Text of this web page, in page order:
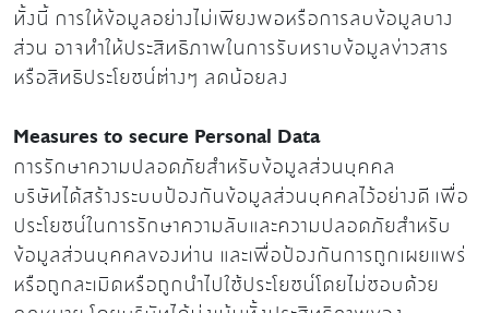
ทั้งนี้ การให้ข้อมูลอย่างไม่เพียงพอหรือการลบข้อมูลบาง
ส่วน อาจทำให้ประสิทธิภาพในการรับทราบข้อมูลข่าวสาร
หรือสิทธิประโยชน์ต่างๆ ลดน้อยลง
Measures to secure Personal Data
การรักษาความปลอดภัยสำหรับข้อมูลส่วนบุคคล
บริษัทได้สร้างระบบป้องกันข้อมูลส่วนบุคคลไว้อย่างดี เพื่อ
ประโยชน์ในการรักษาความลับและความปลอดภัยสำหรับ
ข้อมูลส่วนบุคคลของท่าน และเพื่อป้องกันการถูกเผยแพร่
หรือถูกละเมิดหรือถูกนำไปใช้ประโยชน์โดยไม่ชอบด้วย